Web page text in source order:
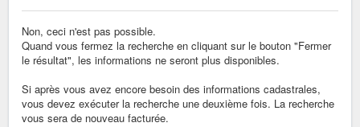
Non, ceci n'est pas possible.
Quand vous fermez la recherche en cliquant sur le bouton "Fermer
le résultat", les informations ne seront plus disponibles.
Si après vous avez encore besoin des informations cadastrales,
vous devez exécuter la recherche une deuxième fois. La recherche
vous sera de nouveau facturée.